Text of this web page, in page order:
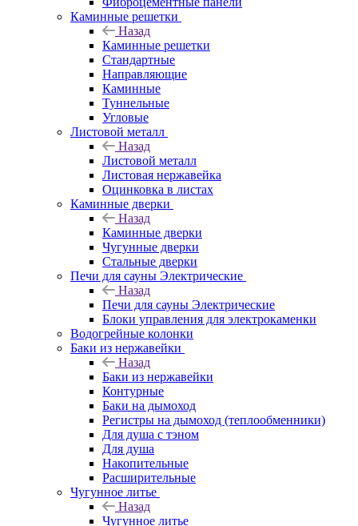
Каминные решетки
Назад
Каминные решетки
Стандартные
Направляющие
Каминные
Туннельные
Угловые
Листовой металл
Назад
Листовой металл
Листовая нержавейка
Оцинковка в листах
Каминные дверки
Назад
Каминные дверки
Чугунные дверки
Стальные дверки
Печи для сауны Электрические
Назад
Печи для сауны Электрические
Блоки управления для электрокаменки
Водогрейные колонки
Баки из нержавейки
Назад
Баки из нержавейки
Контурные
Баки на дымоход
Регистры на дымоход (теплообменники)
Для душа с тэном
Для душа
Накопительные
Расширительные
Чугунное литье
Назад
Чугунное литье